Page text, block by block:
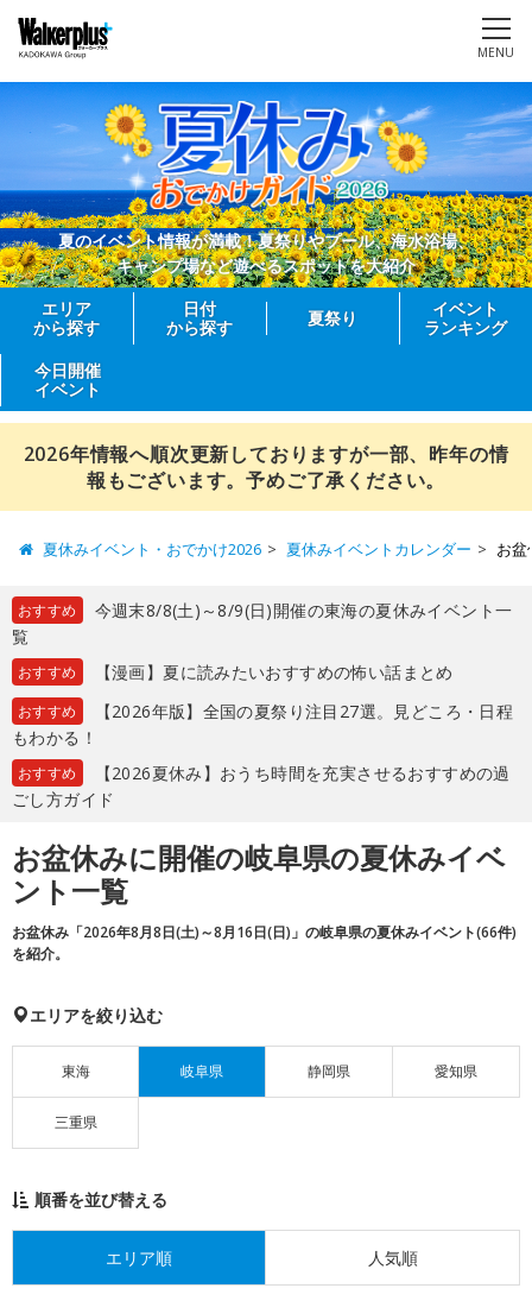
MENU
夏のイベント情報が満載！夏祭りやプール、海水浴場、
キャンプ場など遊べるスポットを大紹介
エリア
から探す
日付
から探す
夏祭り
イベント
ランキング
今日開催
イベント
2026年情報へ順次更新しておりますが一部、昨年の情
報もございます。予めご了承ください。
夏休みイベント・おでかけ2026 夏休みイベントカレンダー お盆
おすすめ
今週末8/8(土)～8/9(日)開催の東海の夏休みイベント一
覧
おすすめ 【漫画】夏に読みたいおすすめの怖い話まとめ
おすすめ
【2026年版】全国の夏祭り注目27選。見どころ・日程
もわかる！
おすすめ
【2026夏休み】おうち時間を充実させるおすすめの過
ごし方ガイド
お盆休みに開催の岐阜県の夏休みイベ
ント一覧
お盆休み「2026年8月8日(土)～8月16日(日)」の岐阜県の夏休みイベント(66件)
を紹介。
エリアを絞り込む
東海 岐阜県 静岡県 愛知県
三重県
順番を並び替える
エリア順 人気順